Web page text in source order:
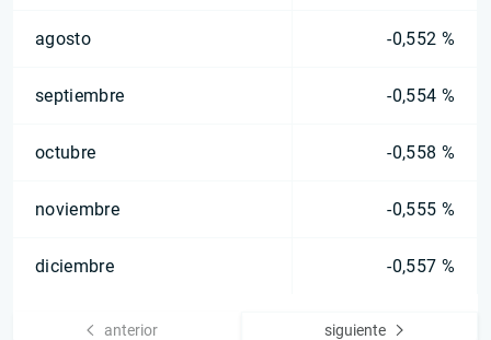
agosto -0,552 %
septiembre -0,554 %
octubre -0,558 %
noviembre -0,555 %
diciembre -0,557 %
anterior siguiente